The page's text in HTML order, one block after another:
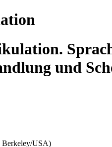
und
USA)